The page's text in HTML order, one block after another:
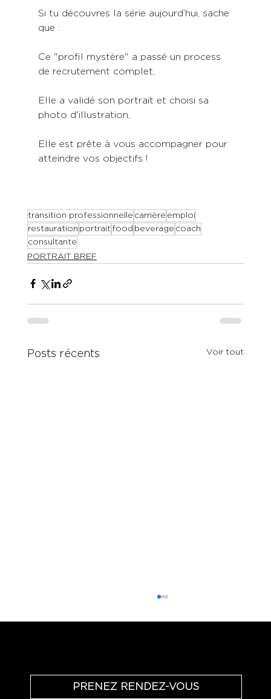
Si tu découvres la série aujourd’hui, sache
que :
Ce "profil mystère" a passé un process
de recrutement complet,
Elle a validé son portrait et choisi sa
photo d'illustration,
Elle est prête à vous accompagner pour
atteindre vos objectifs !
transition professionnelle carrière emploi
restauration portrait food beverage coach
consultante
PORTRAIT BREF
Posts récents Voir tout
PRENEZ RENDEZ-VOUS